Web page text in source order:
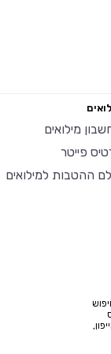
מילואים
פייטר
ההטבות למילואים